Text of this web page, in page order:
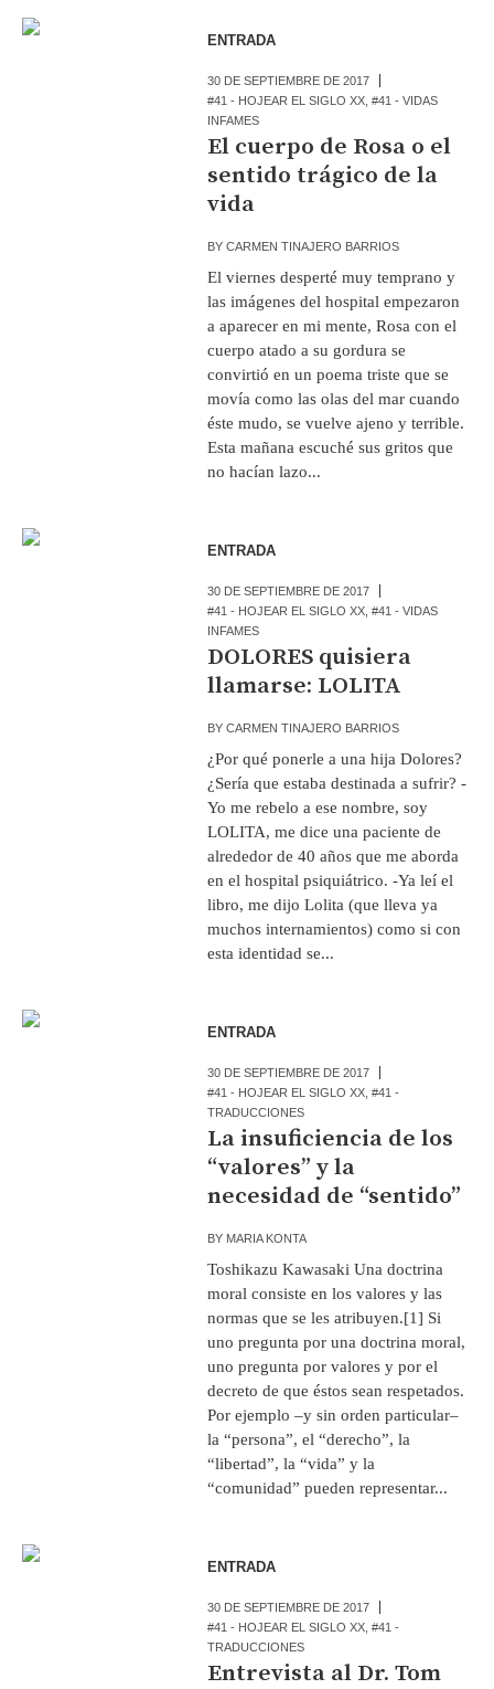
ENTRADA
30 DE SEPTIEMBRE DE 2017
#41 - HOJEAR EL SIGLO XX ,#41 - VIDAS
INFAMES
El cuerpo de Rosa o el
sentido trágico de la
vida
BYCARMEN TINAJERO BARRIOS
El viernes desperté muy temprano y
las imágenes del hospital empezaron
a aparecer en mi mente, Rosa con el
cuerpo atado a su gordura se
convirtió en un poema triste que se
movía como las olas del mar cuando
éste mudo, se vuelve ajeno y terrible.
Esta mañana escuché sus gritos que
no hacían lazo...
ENTRADA
30 DE SEPTIEMBRE DE 2017
#41 - HOJEAR EL SIGLO XX ,#41 - VIDAS
INFAMES
DOLORES quisiera
llamarse: LOLITA
BYCARMEN TINAJERO BARRIOS
¿Por qué ponerle a una hija Dolores?
¿Sería que estaba destinada a sufrir? -
Yo me rebelo a ese nombre, soy
LOLITA, me dice una paciente de
alrededor de 40 años que me aborda
en el hospital psiquiátrico. -Ya leí el
libro, me dijo Lolita (que lleva ya
muchos internamientos) como si con
esta identidad se...
ENTRADA
30 DE SEPTIEMBRE DE 2017
#41 - HOJEAR EL SIGLO XX ,#41 -
TRADUCCIONES
La insuficiencia de los
“valores” y la
necesidad de “sentido”
BY MARIA KONTA
Toshikazu Kawasaki Una doctrina
moral consiste en los valores y las
normas que se les atribuyen.[1] Si
uno pregunta por una doctrina moral,
uno pregunta por valores y por el
decreto de que éstos sean respetados.
Por ejemplo –y sin orden particular–
la “persona”, el “derecho”, la
“libertad”, la “vida” y la
“comunidad” pueden representar...
ENTRADA
30 DE SEPTIEMBRE DE 2017
#41 - HOJEAR EL SIGLO XX ,#41 -
TRADUCCIONES
Entrevista al Dr. Tom